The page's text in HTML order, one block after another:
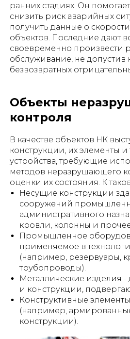
ранних стадиях. Он
снизить риск аварийных
получить данные о
объектов. Последние дают
своевременно произвести
обслуживание, не допустив
безвозвратных
Объекты
контроля
В качестве объектов НК
конструкции, их элементы и
устройства, требующие
методов неразрушающего
оценки их состояния. К
Несущие конструкции
сооружений
административного
кровли, колонны и
Промышленное
применяемое в
(например, резервуары,
трубопроводы).
Металлические изделия -
и конструкции,
Конструктивные
(например,
конструкции).